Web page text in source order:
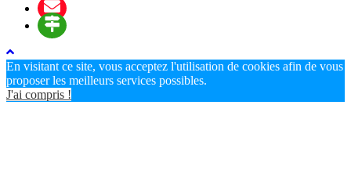
En visitant ce site, vous acceptez l'utilisation de cookies afin de vous
proposer les meilleurs services possibles.
J'ai compris !